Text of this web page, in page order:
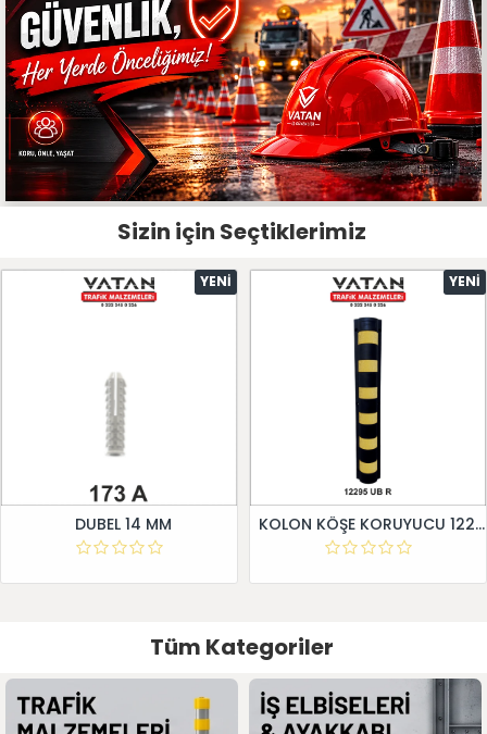
Sizin için Seçtiklerimiz
YENI
DUBEL 14 MM
YENI
KOLON KÖŞE KORUYUCU 12295 UB R
Tüm Kategoriler